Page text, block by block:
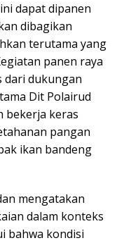
dapat dipanen
dibagikan
terutama yang
panen raya
dari dukungan
Dit Polairud
bekerja keras
pangan
ikan bandeng
mengatakan
dalam konteks
bahwa kondisi